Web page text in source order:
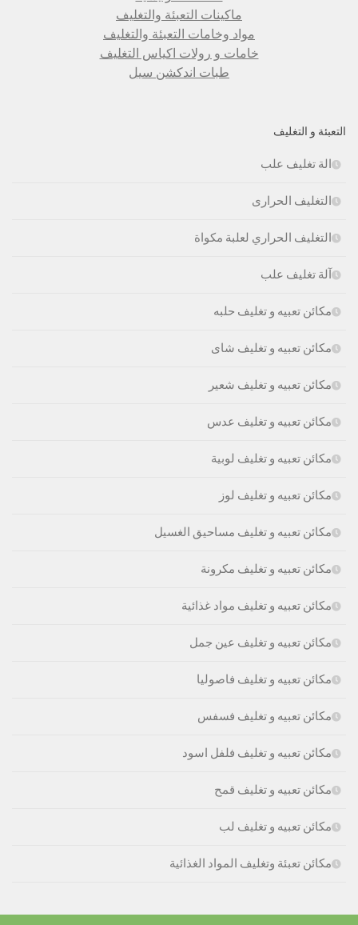
ماكينات التعبئة والتغليف
مواد وخامات التعبئة والتغليف
خامات و رولات اكياس التغليف
طبات اندكشن سيل
التعبئة و التغليف
الة تغليف علب
التغليف الحرارى
التغليف الحراري لعلبة مكواة
آلة تغليف علب
مكائن تعبيه و تغليف حلبه
مكائن تعبيه و تغليف شاى
مكائن تعبيه و تغليف شعير
مكائن تعبيه و تغليف عدس
مكائن تعبيه و تغليف لوبية
مكائن تعبيه و تغليف لوز
مكائن تعبيه و تغليف مساحيق الغسيل
مكائن تعبيه و تغليف مكرونة
مكائن تعبيه و تغليف مواد غذائية
مكائن تعبيه و تغليف عين جمل
مكائن تعبيه و تغليف فاصوليا
مكائن تعبيه و تغليف فسفس
مكائن تعبيه و تغليف فلفل اسود
مكائن تعبيه و تغليف قمح
مكائن تعبيه و تغليف لب
مكائن تعبئة وتغليف المواد الغذائية